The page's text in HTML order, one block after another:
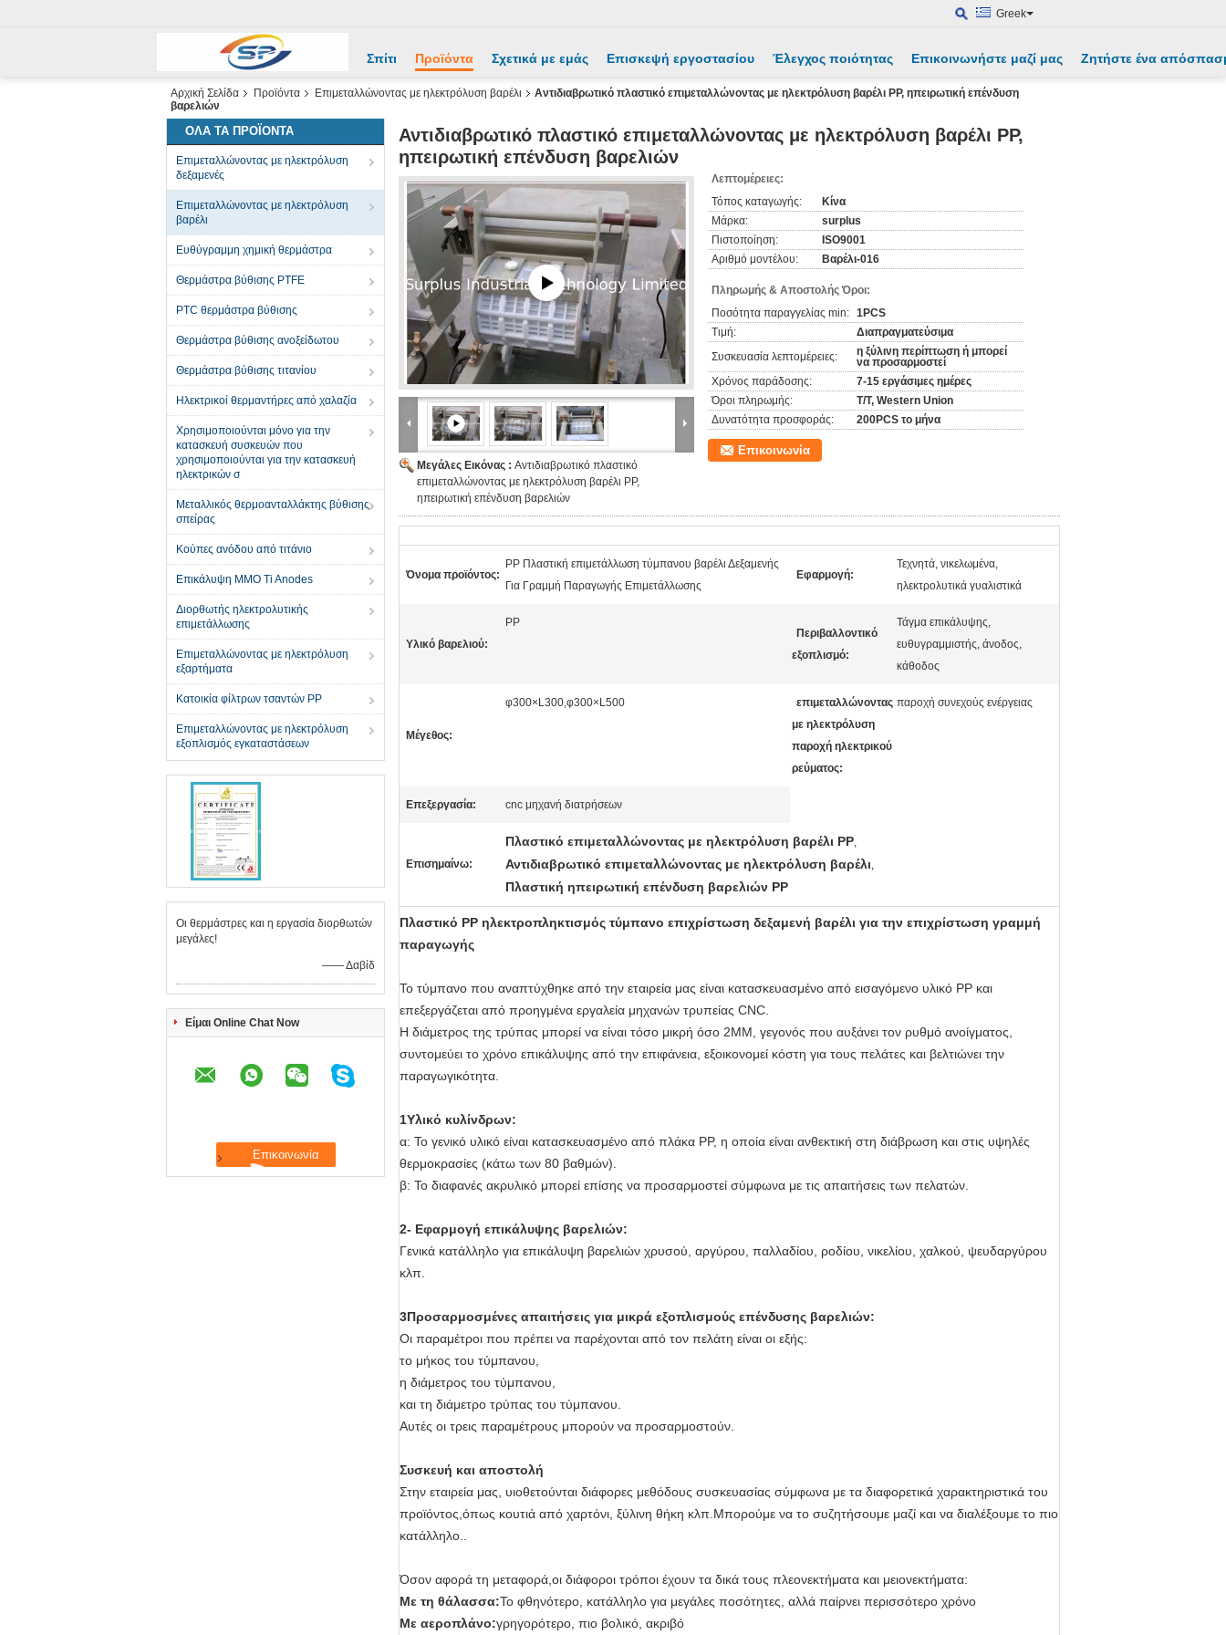
Greek
Σπίτι Προϊόντα Σχετικά με εμάς Επισκεψή εργοστασίου Έλεγχος ποιότητας Επικοινωνήστε μαζί μας Ζητήστε ένα
Αρχική Σελίδα Προϊόντα Επιμεταλλώνοντας με ηλεκτρόλυση βαρέλι
Αντιδιαβρωτικό πλαστικό επιμεταλλώνοντας με ηλεκτρόλυση βαρέλι PP, ηπειρωτική επένδυση
βαρελιών
ΌΛΑ ΤΑ ΠΡΟΪΌΝΤΑ
Επιμεταλλώνοντας με ηλεκτρόλυση
δεξαμενές
Επιμεταλλώνοντας με ηλεκτρόλυση
βαρέλι
Ευθύγραμμη χημική θερμάστρα
Θερμάστρα βύθισης PTFE
PTC θερμάστρα βύθισης
Θερμάστρα βύθισης ανοξείδωτου
Θερμάστρα βύθισης τιτανίου
Ηλεκτρικοί θερμαντήρες από χαλαζία
Χρησιμοποιούνται μόνο για την
κατασκευή συσκευών που
χρησιμοποιούνται για την κατασκευή
ηλεκτρικών σ
Μεταλλικός θερμοανταλλάκτης βύθισης
σπείρας
Κούπες ανόδου από τιτάνιο
Επικάλυψη MMO Ti Anodes
Διορθωτής ηλεκτρολυτικής
επιμετάλλωσης
Επιμεταλλώνοντας με ηλεκτρόλυση
εξαρτήματα
Κατοικία φίλτρων τσαντών PP
Επιμεταλλώνοντας με ηλεκτρόλυση
εξοπλισμός εγκαταστάσεων
Οι θερμάστρες και η εργασία διορθωτών
μεγάλες!
—— Δαβίδ
Είμαι Online Chat Now
Αντιδιαβρωτικό πλαστικό επιμεταλλώνοντας με ηλεκτρόλυση βαρέλι PP,
ηπειρωτική επένδυση βαρελιών
Μεγάλες Εικόνας : Αντιδιαβρωτικό πλαστικό
επιμεταλλώνοντας με ηλεκτρόλυση βαρέλι PP,
ηπειρωτική επένδυση βαρελιών
Λεπτομέρειες:
Τόπος καταγωγής:
Κίνα
Μάρκα:
surplus
Πιστοποίηση:
ISO9001
Αριθμό μοντέλου:
Βαρέλι-016
Πληρωμής & Αποστολής Όροι:
Ποσότητα παραγγελίας min: 1PCS
Τιμή:
Διαπραγματεύσιμα
Συσκευασία λεπτομέρειες:
η ξύλινη περίπτωση ή μπορεί
να προσαρμοστεί
Χρόνος παράδοσης:
7-15 εργάσιμες ημέρες
Όροι πληρωμής:
T/T, Western Union
Δυνατότητα προσφοράς:
200PCS το μήνα
Επικοινωνία
Όνομα προϊόντος:
PP Πλαστική επιμετάλλωση τύμπανου βαρέλι Δεξαμενής
Για Γραμμή Παραγωγής Επιμετάλλωσης
Εφαρμογή:
Τεχνητά, νικελωμένα,
ηλεκτρολυτικά γυαλιστικά
Υλικό βαρελιού:
PP
Περιβαλλοντικό
εξοπλισμό:
Τάγμα επικάλυψης,
ευθυγραμμιστής, άνοδος,
κάθοδος
Μέγεθος:
φ300×L300,φ300×L500
επιμεταλλώνοντας
με ηλεκτρόλυση
παροχή ηλεκτρικού
ρεύματος:
παροχή συνεχούς ενέργειας
Επεξεργασία: cnc μηχανή διατρήσεων
Επισημαίνω:
Πλαστικό επιμεταλλώνοντας με ηλεκτρόλυση βαρέλι PP,
Αντιδιαβρωτικό επιμεταλλώνοντας με ηλεκτρόλυση βαρέλι,
Πλαστική ηπειρωτική επένδυση βαρελιών PP
Πλαστικό PP ηλεκτροπληκτισμός τύμπανο επιχρίστωση δεξαμενή βαρέλι για την επιχρίστωση γραμμή
παραγωγής
Το τύμπανο που αναπτύχθηκε από την εταιρεία μας είναι κατασκευασμένο από εισαγόμενο υλικό PP και
επεξεργάζεται από προηγμένα εργαλεία μηχανών τρυπείας CNC.
Η διάμετρος της τρύπας μπορεί να είναι τόσο μικρή όσο 2MM, γεγονός που αυξάνει τον ρυθμό ανοίγματος,
συντομεύει το χρόνο επικάλυψης από την επιφάνεια, εξοικονομεί κόστη για τους πελάτες και βελτιώνει την
παραγωγικότητα.
1Υλικό κυλίνδρων:
α: Το γενικό υλικό είναι κατασκευασμένο από πλάκα PP, η οποία είναι ανθεκτική στη διάβρωση και στις υψηλές
θερμοκρασίες (κάτω των 80 βαθμών).
β: Το διαφανές ακρυλικό μπορεί επίσης να προσαρμοστεί σύμφωνα με τις απαιτήσεις των πελατών.
2- Εφαρμογή επικάλυψης βαρελιών:
Γενικά κατάλληλο για επικάλυψη βαρελιών χρυσού, αργύρου, παλλαδίου, ροδίου, νικελίου, χαλκού, ψευδαργύρου
κλπ.
3Προσαρμοσμένες απαιτήσεις για μικρά εξοπλισμούς επένδυσης βαρελιών:
Οι παραμέτροι που πρέπει να παρέχονται από τον πελάτη είναι οι εξής:
το μήκος του τύμπανου,
η διάμετρος του τύμπανου,
και τη διάμετρο τρύπας του τύμπανου.
Αυτές οι τρεις παραμέτρους μπορούν να προσαρμοστούν.
Συσκευή και αποστολή
Στην εταιρεία μας, υιοθετούνται διάφορες μεθόδους συσκευασίας σύμφωνα με τα διαφορετικά χαρακτηριστικά του
προϊόντος,όπως κουτιά από χαρτόνι, ξύλινη θήκη κλπ.Μπορούμε να το συζητήσουμε μαζί και να διαλέξουμε το πιο
κατάλληλο..
Όσον αφορά τη μεταφορά,οι διάφοροι τρόποι έχουν τα δικά τους πλεονεκτήματα και μειονεκτήματα:
Με τη θάλασσα:Το φθηνότερο, κατάλληλο για μεγάλες ποσότητες, αλλά παίρνει περισσότερο χρόνο
Με αεροπλάνο:γρηγορότερο, πιο βολικό, ακριβό